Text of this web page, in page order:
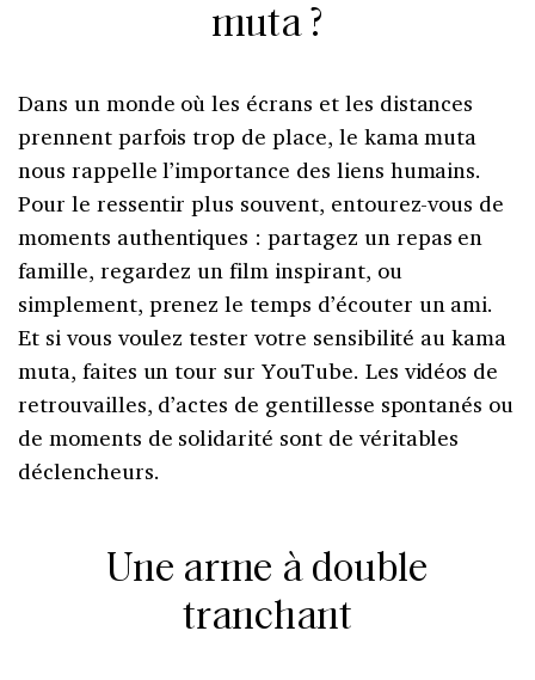
muta ?
Dans un monde où les écrans et les distances
prennent parfois trop de place, le kama muta
nous rappelle l’importance des liens humains.
Pour le ressentir plus souvent, entourez-vous de
moments authentiques : partagez un repas en
famille, regardez un film inspirant, ou
simplement, prenez le temps d’écouter un ami.
Et si vous voulez tester votre sensibilité au kama
muta, faites un tour sur YouTube. Les vidéos de
retrouvailles, d’actes de gentillesse spontanés ou
de moments de solidarité sont de véritables
déclencheurs.
Une arme à double
tranchant